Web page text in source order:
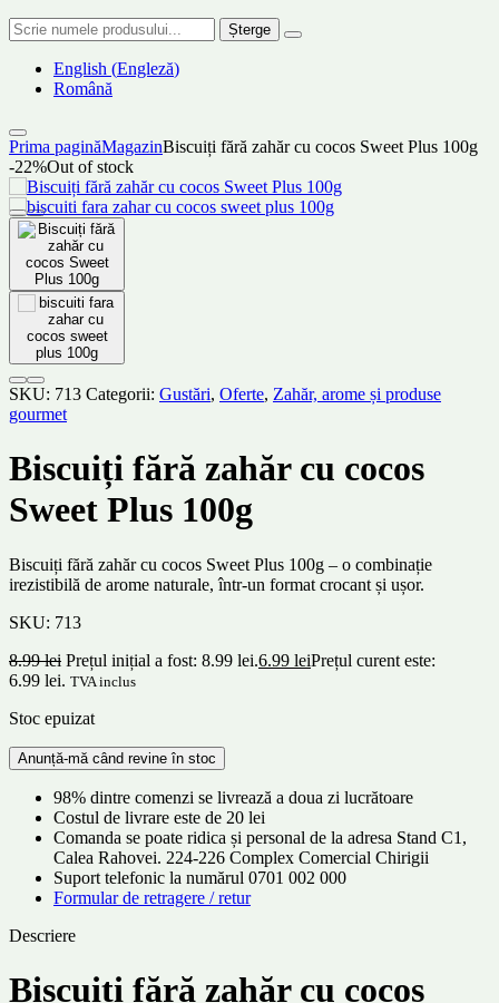
Șterge
English (Engleză)
Română
Prima paginăMagazinBiscuiți fără zahăr cu cocos Sweet Plus 100g
-22%Out of stock
SKU: 713 Categorii: Gustări, Oferte, Zahăr, arome și produse
gourmet
Biscuiți fără zahăr cu cocos
Sweet Plus 100g
Biscuiți fără zahăr cu cocos Sweet Plus 100g – o combinație
irezistibilă de arome naturale, într-un format crocant și ușor.
SKU: 713
8.99lei Prețul inițial a fost: 8.99 lei.6.99 leiPrețul curent este:
6.99 lei. TVA inclus
Stoc epuizat
98% dintre comenzi se livrează a doua zi lucrătoare
Costul de livrare este de 20 lei
Comanda se poate ridica și personal de la adresa Stand C1,
Calea Rahovei. 224-226 Complex Comercial Chirigii
Suport telefonic la numărul 0701 002 000
Formular de retragere / retur
Descriere
Biscuiți fără zahăr cu cocos